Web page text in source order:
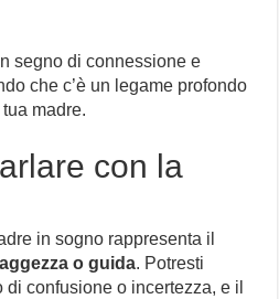
segno di connessione e
che c’è un legame profondo
madre.
con la
in sogno rappresenta il
o guida. Potresti
confusione o incertezza, e il